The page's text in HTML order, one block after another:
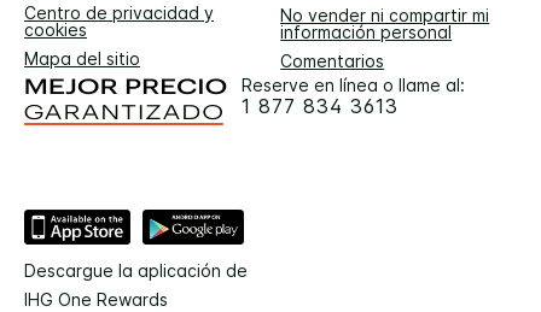
Centro de privacidad y
cookies
No vender ni compartir mi
información personal
Mapa del sitio
Comentarios
Reserve en línea o llame al:
1 877 834 3613
Descargue la aplicación de
IHG One Rewards